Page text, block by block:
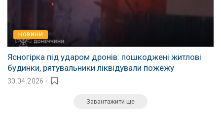
НОВИНИ
Ясногірка під ударом дронів: пошкоджені житлові
будинки, рятувальники ліквідували пожежу
30.04.2026
Завантажити ще